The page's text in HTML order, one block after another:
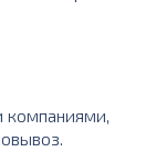
компаниями,